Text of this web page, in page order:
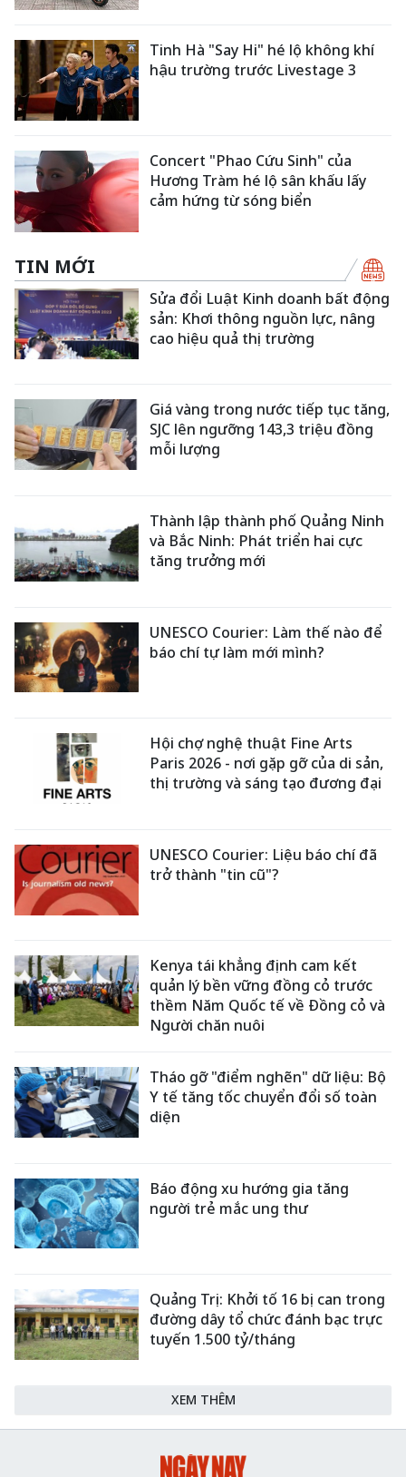
Tinh Hà "Say Hi" hé lộ không khí
hậu trường trước Livestage 3
Concert "Phao Cứu Sinh" của
Hương Tràm hé lộ sân khấu lấy
cảm hứng từ sóng biển
TIN MỚI
Sửa đổi Luật Kinh doanh bất động
sản: Khơi thông nguồn lực, nâng
cao hiệu quả thị trường
Giá vàng trong nước tiếp tục tăng,
SJC lên ngưỡng 143,3 triệu đồng
mỗi lượng
Thành lập thành phố Quảng Ninh
và Bắc Ninh: Phát triển hai cực
tăng trưởng mới
UNESCO Courier: Làm thế nào để
báo chí tự làm mới mình?
Hội chợ nghệ thuật Fine Arts
Paris 2026 - nơi gặp gỡ của di sản,
thị trường và sáng tạo đương đại
UNESCO Courier: Liệu báo chí đã
trở thành "tin cũ"?
Kenya tái khẳng định cam kết
quản lý bền vững đồng cỏ trước
thềm Năm Quốc tế về Đồng cỏ và
Người chăn nuôi
Tháo gỡ "điểm nghẽn" dữ liệu: Bộ
Y tế tăng tốc chuyển đổi số toàn
diện
Báo động xu hướng gia tăng
người trẻ mắc ung thư
Quảng Trị: Khởi tố 16 bị can trong
đường dây tổ chức đánh bạc trực
tuyến 1.500 tỷ/tháng
XEM THÊM